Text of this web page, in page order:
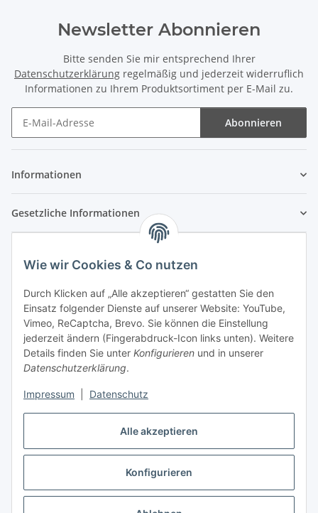
Alle akzeptieren
Konfigurieren
Wie wir Cookies & Co nutzen
Durch Klicken auf „Alle akzeptieren“ gestatten Sie den
Einsatz folgender Dienste auf unserer Website: YouTube,
Vimeo, ReCaptcha, Brevo. Sie können die Einstellung
jederzeit ändern (Fingerabdruck-Icon links unten). Weitere
Details finden Sie unter Konfigurieren und in unserer
Datenschutzerklärung.
Impressum Datenschutz
Newsletter Abonnieren
Bitte senden Sie mir entsprechend Ihrer
Datenschutzerklärung regelmäßig und jederzeit widerruflich
Informationen zu Ihrem Produktsortiment per E-Mail zu.
Abonnieren
Informationen
Gesetzliche Informationen
Vertrag widerrufen